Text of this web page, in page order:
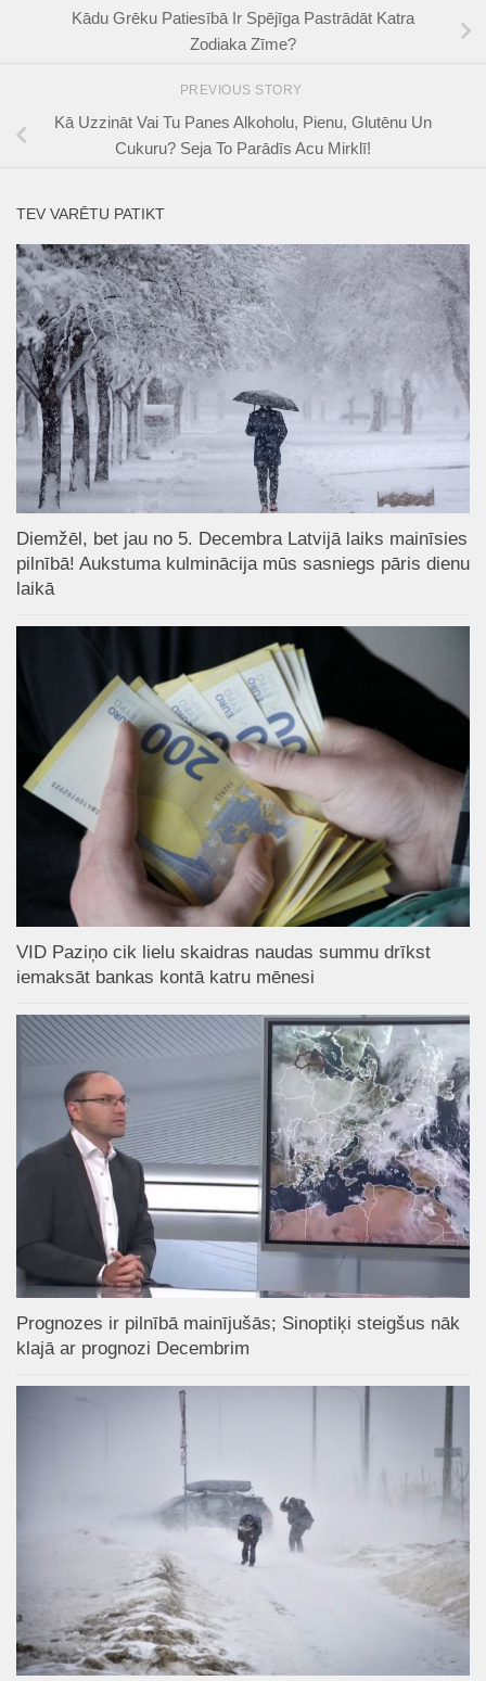
Kādu Grēku Patiesībā Ir Spējīga Pastrādāt Katra
Zodiaka Zīme?
PREVIOUS STORY
Kā Uzzināt Vai Tu Panes Alkoholu, Pienu, Glutēnu Un
Cukuru? Seja To Parādīs Acu Mirklī!
TEV VARĒTU PATIKT
Diemžēl, bet jau no 5. Decembra Latvijā laiks mainīsies
pilnībā! Aukstuma kulminācija mūs sasniegs pāris dienu
laikā
VID Paziņo cik lielu skaidras naudas summu drīkst
iemaksāt bankas kontā katru mēnesi
Prognozes ir pilnībā mainījušās; Sinoptiķi steigšus nāk
klajā ar prognozi Decembrim